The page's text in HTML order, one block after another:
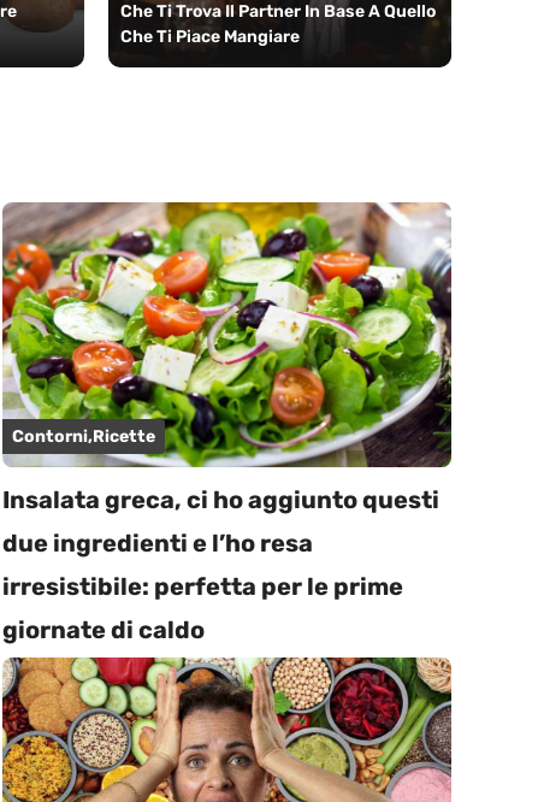
Che Ti Trova Il Partner In Base A Quello
Che Ti Piace Mangiare
Contorni,Ricette
Insalata greca, ci ho aggiunto questi
due ingredienti e l’ho resa
irresistibile: perfetta per le prime
giornate di caldo